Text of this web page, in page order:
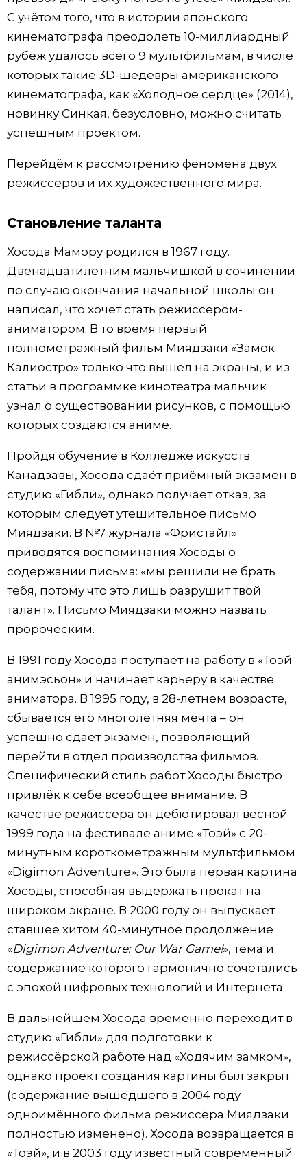
С учётом того, что в истории японского
кинематографа преодолеть 10-миллиардный
рубеж удалось всего 9 мультфильмам, в числе
которых такие 3D-шедевры американского
кинематографа, как «Холодное сердце» (2014),
новинку Синкая, безусловно, можно считать
успешным проектом.
Перейдём к рассмотрению феномена двух
режиссёров и их художественного мира.
Становление таланта
Хосода Мамору родился в 1967 году.
Двенадцатилетним мальчишкой в сочинении
по случаю окончания начальной школы он
написал, что хочет стать режиссёром-
аниматором. В то время первый
полнометражный фильм Миядзаки «Замок
Калиостро» только что вышел на экраны, и из
статьи в программке кинотеатра мальчик
узнал о существовании рисунков, с помощью
которых создаются аниме.
Пройдя обучение в Колледже искусств
Канадзавы, Хосода сдаёт приёмный экзамен в
студию «Гибли», однако получает отказ, за
которым следует утешительное письмо
Миядзаки. В №7 журнала «Фристайл»
приводятся воспоминания Хосоды о
содержании письма: «мы решили не брать
тебя, потому что это лишь разрушит твой
талант». Письмо Миядзаки можно назвать
пророческим.
В 1991 году Хосода поступает на работу в «Тоэй
анимэсьон» и начинает карьеру в качестве
аниматора. В 1995 году, в 28-летнем возрасте,
сбывается его многолетняя мечта – он
успешно сдаёт экзамен, позволяющий
перейти в отдел производства фильмов.
Специфический стиль работ Хосоды быстро
привлёк к себе всеобщее внимание. В
качестве режиссёра он дебютировал весной
1999 года на фестивале аниме «Тоэй» с 20-
минутным короткометражным мультфильмом
«Digimon Adventure». Это была первая картина
Хосоды, способная выдержать прокат на
широком экране. В 2000 году он выпускает
ставшее хитом 40-минутное продолжение
«Digimon Adventure: Our War Game!», тема и
содержание которого гармонично сочетались
с эпохой цифровых технологий и Интернета.
В дальнейшем Хосода временно переходит в
студию «Гибли» для подготовки к
режиссёрской работе над «Ходячим замком»,
однако проект создания картины был закрыт
(содержание вышедшего в 2004 году
одноимённого фильма режиссёра Миядзаки
полностью изменено). Хосода возвращается в
«Тоэй», и в 2003 году известный современный